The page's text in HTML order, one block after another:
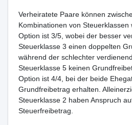
Verheiratete Paare können
Kombinationen von Steuerklassen
Option ist 3/5, wobei der besser
Steuerklasse 3 einen doppelten
während der schlechter
Steuerklasse 5 keinen
Option ist 4/4, bei der beide
Grundfreibetrag erhalten.
Steuerklasse 2 haben Anspruch
Steuerfreibetrag.